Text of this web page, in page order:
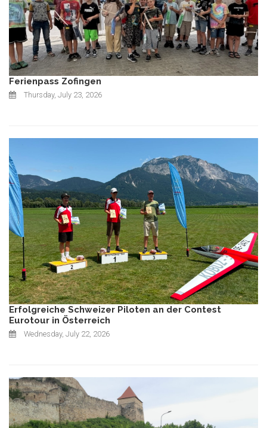
Ferienpass Zofingen
Thursday, July 23, 2026
Erfolgreiche Schweizer Piloten an der Contest
Eurotour in Österreich
Wednesday, July 22, 2026